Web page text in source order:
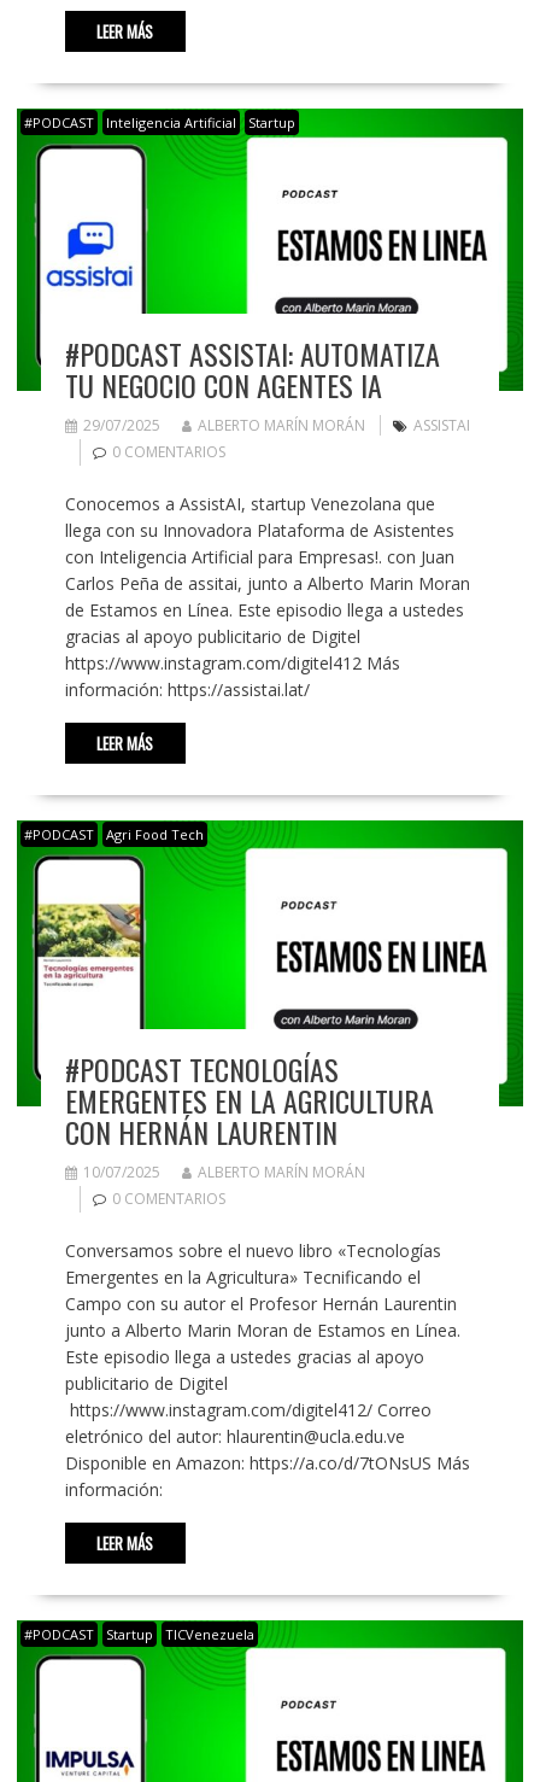
LEER MÁS
#PODCAST Inteligencia Artificial Startup
#PODCAST ASSISTAI: AUTOMATIZA
TU NEGOCIO CON AGENTES IA
29/07/2025 ALBERTO MARÍN MORÁN
ASSISTAI
0 COMENTARIOS
Conocemos a AssistAI, startup Venezolana que
llega con su Innovadora Plataforma de Asistentes
con Inteligencia Artificial para Empresas!. con Juan
Carlos Peña de assitai, junto a Alberto Marin Moran
de Estamos en Línea. Este episodio llega a ustedes
gracias al apoyo publicitario de Digitel
https://www.instagram.com/digitel412 Más
información: https://assistai.lat/
LEER MÁS
#PODCAST Agri Food Tech
#PODCAST TECNOLOGÍAS
EMERGENTES EN LA AGRICULTURA
CON HERNÁN LAURENTIN
10/07/2025
ALBERTO MARÍN MORÁN
0 COMENTARIOS
Conversamos sobre el nuevo libro «Tecnologías
Emergentes en la Agricultura» Tecnificando el
Campo con su autor el Profesor Hernán Laurentin
junto a Alberto Marin Moran de Estamos en Línea.
Este episodio llega a ustedes gracias al apoyo
publicitario de Digitel
https://www.instagram.com/digitel412/ Correo
eletrónico del autor: hlaurentin@ucla.edu.ve
Disponible en Amazon: https://a.co/d/7tONsUS Más
información:
LEER MÁS
#PODCAST Startup TICVenezuela